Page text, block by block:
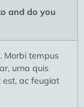
and do you
Morbi tempus
urna quis
est, ac feugiat